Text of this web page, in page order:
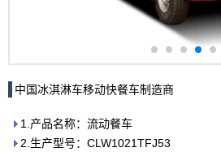
中国冰淇淋车移动快餐车制造商
1.产品名称：流动餐车
2.生产型号：CLW1021TFJ53